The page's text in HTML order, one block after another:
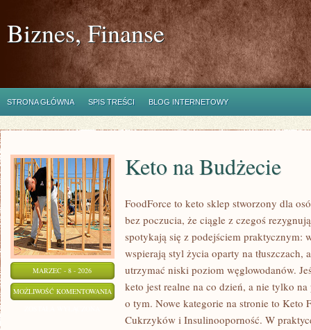
Biznes, Finanse
STRONA GŁÓWNA SPIS TREŚCI BLOG INTERNETOWY
MARZEC - 8 - 2026
MOŻLIWOŚĆ KOMENTOWANIA KETO
BUDŻECIE
Keto na Budżecie
FoodForce to keto sklep stworzony dla
bez poczucia, że ciągle z czegoś
spotykają się z podejściem praktycznym:
wspierają styl życia oparty na tłuszczach,
utrzymać niski poziom węglowodanów.
keto jest realne na co dzień, a nie tylko na
o tym. Nowe kategorie na stronie to Keto
Cukrzyków i Insulinooporność. W